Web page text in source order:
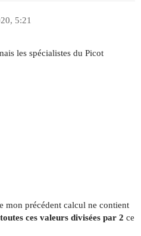
5:21
les spécialistes du Picot
mon précédent calcul ne contient
toutes ces valeurs divisées par 2 ce